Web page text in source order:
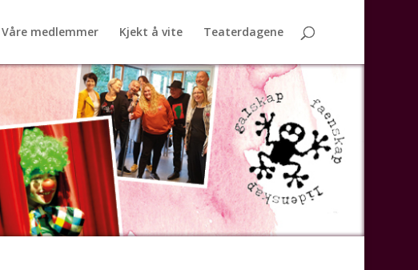
Våre medlemmer Kjekt å vite Teaterdagene